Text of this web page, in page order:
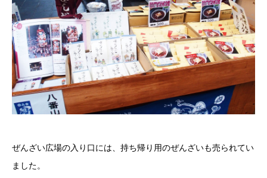
ぜんざい広場の入り口には、持ち帰り用のぜんざいも売られてい
ました。